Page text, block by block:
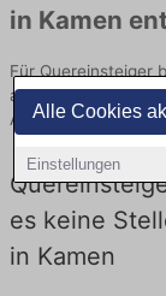
Alle Cookies
Einstellungen
in Kamen
Für Quereinsteiger
aktuellsten
Arbeitgebern und
es keine
in Kamen